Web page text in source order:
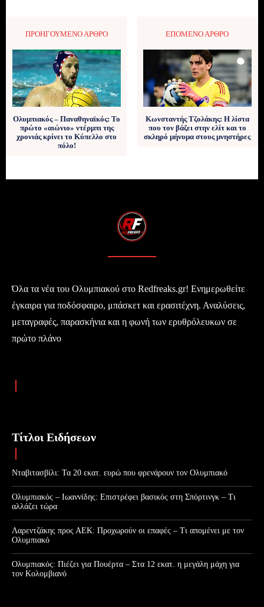
ΠΡΟΗΓΟΎΜΕΝΟ ΆΡΘΡΟ
Ολυμπιακός – Παναθηναϊκός: Το
πρώτο «αιώνιο» ντέρμπι της
χρονιάς κρίνει το Κύπελλο στο
πόλο!
ΕΠΌΜΕΝΟ ΆΡΘΡΟ
Κωνσταντής Τζολάκης: Η λίστα
που τον βάζει στην ελίτ και το
σκληρό μήνυμα στους μνηστήρες
Όλα τα νέα του Ολυμπιακού στο Redfreaks.gr! Ενημερωθείτε
έγκαιρα για ποδόσφαιρο, μπάσκετ και ερασιτέχνη. Αναλύσεις,
μεταγραφές, παρασκήνια και η φωνή των ερυθρόλευκων σε
πρώτο πλάνο
Τίτλοι Ειδήσεων
Νταβιτασβίλι: Τα 20 εκατ. ευρώ που φρενάρουν τον Ολυμπιακό
Ολυμπιακός – Ιωαννίδης: Επιστρέφει βασικός στη Σπόρτινγκ – Τι
αλλάζει τώρα
Λαρεντζάκης προς ΑΕΚ: Προχωρούν οι επαφές – Τι απομένει με τον
Ολυμπιακό
Ολυμπιακός: Πιέζει για Πουέρτα – Στα 12 εκατ. η μεγάλη μάχη για
τον Κολομβιανό